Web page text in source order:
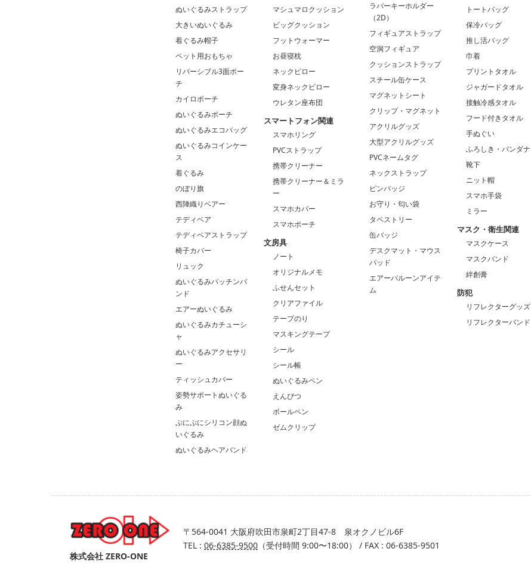
ぬいぐるみストラップ
大きいぬいぐるみ
着ぐるみ帽子
ペット用おもちゃ
リバーシブル3面ポー
チ
カイロポーチ
ぬいぐるみポーチ
ぬいぐるみエコバッグ
ぬいぐるみコインケー
ス
着ぐるみ
のぼり旗
西陣織りベアー
テディベア
テディベアストラップ
椅子カバー
リュック
ぬいぐるみパッチンバ
ンド
エアーぬいぐるみ
ぬいぐるみカチューシ
ャ
ぬいぐるみアクセサリ
ー
ティッシュカバー
姿勢サポートぬいぐる
み
ぷにぷにシリコン顔ぬ
いぐるみ
ぬいぐるみヘアバンド
マシュマロクッション
ビッグクッション
フットウォーマー
お昼寝枕
ネックピロー
変身ネックピロー
ウレタン座布団
スマートフォン関連
スマホリング
PVCストラップ
携帯クリーナー
携帯クリーナー＆ミラ
ー
スマホカバー
スマホポーチ
文房具
ノート
オリジナルメモ
ふせんセット
クリアファイル
テープのり
マスキングテープ
シール
シール帳
ぬいぐるみペン
えんぴつ
ボールペン
ゼムクリップ
ラバーキーホルダー
（2D）
フィギュアストラップ
空洞フィギュア
クッションストラップ
スチール缶ケース
マグネットシート
クリップ・マグネット
アクリルグッズ
大型アクリルグッズ
PVCネームタグ
ネックストラップ
ピンバッジ
お守り・匂い袋
タペストリー
缶バッジ
デスクマット・マウス
パッド
エアーバルーンアイテ
ム
トートバッグ
保冷バッグ
推し活バッグ
巾着
プリントタオル
ジャガードタオル
接触冷感タオル
フード付きタオル
手ぬぐい
ふろしき・バンダナ
靴下
ニット帽
スマホ手袋
ミラー
マスク・衛生関連
マスクケース
マスクバンド
絆創膏
防犯
リフレクターグッズ
リフレクターバンド
株式会社 ZERO-ONE
〒564-0041 大阪府吹田市泉町2丁目47-8 泉オクノビル6F
TEL : 06-6385-9500 （受付時間 9:00〜18:00） / FAX : 06-6385-9501